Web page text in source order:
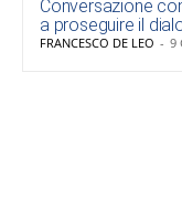
Conversazione
a proseguire il
FRANCESCO DE LEO - 9